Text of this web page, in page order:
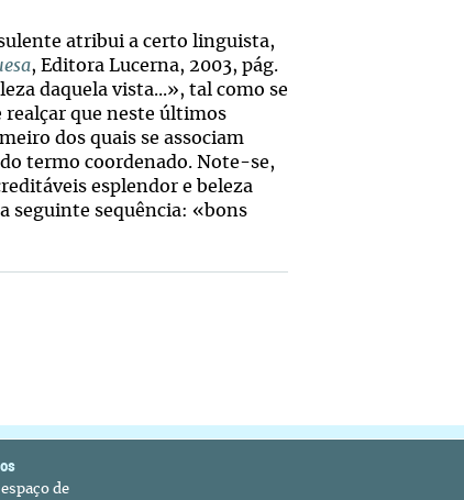
atribui a certo linguista,
, Editora Lucerna, 2003, pág.
daquela vista...», tal como se
realçar que neste últimos
dos quais se associam
termo coordenado. Note-se,
esplendor e beleza
seguinte sequência: «bons
de